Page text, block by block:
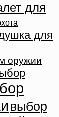
для
для
оружии
выбор